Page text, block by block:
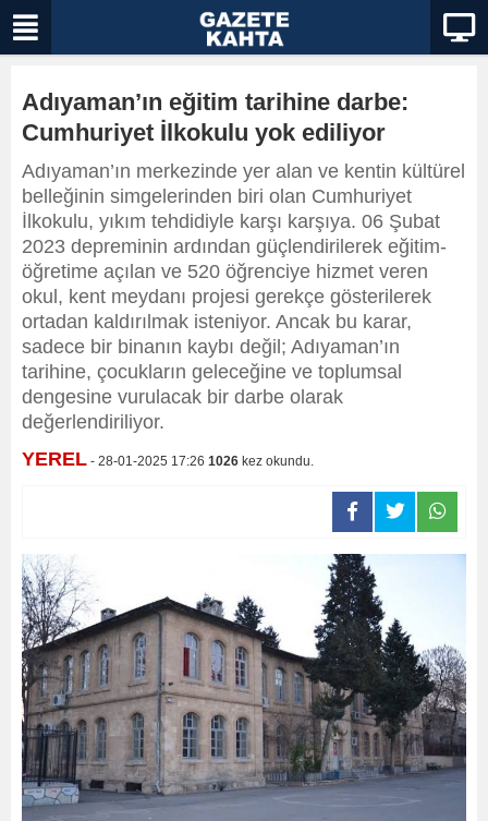
Adıyaman’ın eğitim tarihine darbe:
Cumhuriyet İlkokulu yok ediliyor
Adıyaman’ın merkezinde yer alan ve kentin kültürel
belleğinin simgelerinden biri olan Cumhuriyet
İlkokulu, yıkım tehdidiyle karşı karşıya. 06 Şubat
2023 depreminin ardından güçlendirilerek eğitim-
öğretime açılan ve 520 öğrenciye hizmet veren
okul, kent meydanı projesi gerekçe gösterilerek
ortadan kaldırılmak isteniyor. Ancak bu karar,
sadece bir binanın kaybı değil; Adıyaman’ın
tarihine, çocukların geleceğine ve toplumsal
dengesine vurulacak bir darbe olarak
değerlendiriliyor.
YEREL - 28-01-2025 17:26 1026 kez okundu.